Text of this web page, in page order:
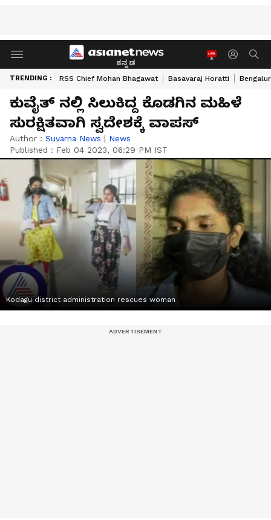
ಕನ್ನಡ
TRENDING : RSS Chief Mohan Bhagawat Basavaraj Horatti
ಕುವೈತ್ ನಲ್ಲಿ ಸಿಲುಕಿದ್ದ ಕೊಡಗಿನ ಮಹಿಳೆ
ಸುರಕ್ಷಿತವಾಗಿ ಸ್ವದೇಶಕ್ಕೆ ವಾಪಸ್
Author : Suvarna News | News
Published : Feb 04 2023, 06:29 PM IST
Kodagu district administration rescues woman